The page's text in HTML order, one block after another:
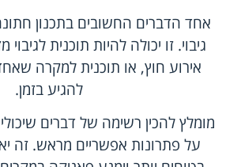
אחד הדברים החשובים בתכנון
גיבוי. זו יכולה להיות תוכנית
אירוע חוץ, או תוכנית למקרה
להגיע בזמן.
מומלץ להכין רשימה של דברים
על פתרונות אפשריים מראש. זה